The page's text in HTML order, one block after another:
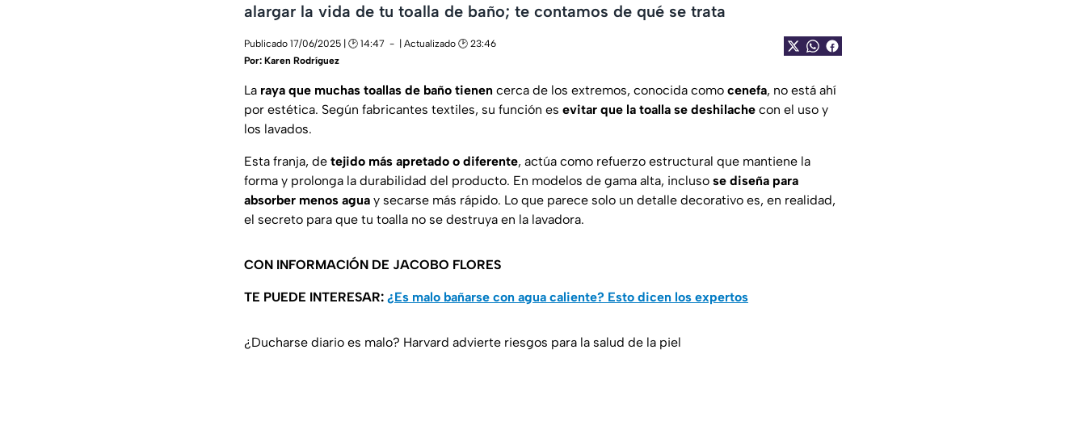
alargar la vida de tu toalla de baño; te contamos de qué se trata
Publicado 17/06/2025 | 🕑 14:47
| Actualizado 🕑 23:46
Por: Karen Rodríguez
La raya que muchas toallas de baño tienen cerca de los extremos, conocida como cenefa, no está ahí
por estética. Según fabricantes textiles, su función es evitar que la toalla se deshilache con el uso y
los lavados.
Esta franja, de tejido más apretado o diferente, actúa como refuerzo estructural que mantiene la
forma y prolonga la durabilidad del producto. En modelos de gama alta, incluso se diseña para
absorber menos agua y secarse más rápido. Lo que parece solo un detalle decorativo es, en realidad,
el secreto para que tu toalla no se destruya en la lavadora.
CON INFORMACIÓN DE JACOBO FLORES
TE PUEDE INTERESAR: ¿Es malo bañarse con agua caliente? Esto dicen los expertos
¿Ducharse diario es malo? Harvard advierte riesgos para la salud de la piel